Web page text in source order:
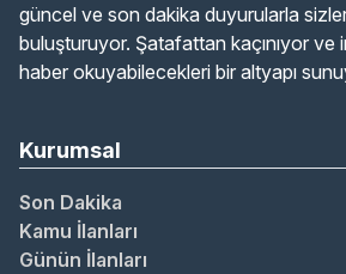
güncel ve son dakika duyurularla
buluşturuyor. Şatafattan kaçınıyor ve
haber okuyabilecekleri bir altyapı
Kurumsal
Son Dakika
Kamu İlanları
Günün İlanları